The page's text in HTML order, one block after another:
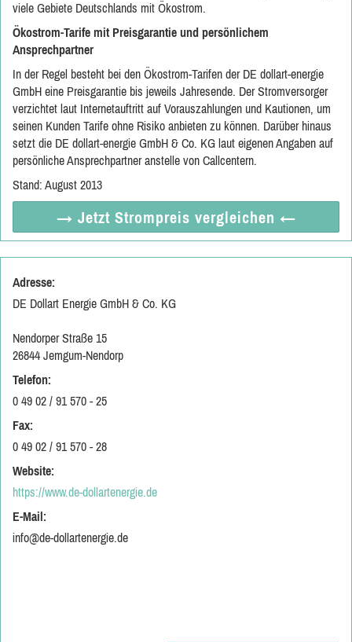
viele Gebiete Deutschlands mit Ökostrom.
Ökostrom-Tarife mit Preisgarantie und persönlichem
Ansprechpartner
In der Regel besteht bei den Ökostrom-Tarifen der DE dollart-energie
GmbH eine Preisgarantie bis jeweils Jahresende. Der Stromversorger
verzichtet laut Internetauftritt auf Vorauszahlungen und Kautionen, um
seinen Kunden Tarife ohne Risiko anbieten zu können. Darüber hinaus
setzt die DE dollart-energie GmbH & Co. KG laut eigenen Angaben auf
persönliche Ansprechpartner anstelle von Callcentern.
Stand: August 2013
→ Jetzt Strompreis vergleichen ←
Adresse:
DE Dollart Energie GmbH & Co. KG
Nendorper Straße 15
26844 Jemgum-Nendorp
Telefon:
0 49 02 / 91 570 - 25
Fax:
0 49 02 / 91 570 - 28
Website:
https://www.de-dollartenergie.de
E-Mail:
info@de-dollartenergie.de